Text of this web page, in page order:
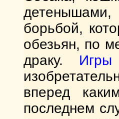
борьбой,
обезьян, по
драку.
вперед
последнем